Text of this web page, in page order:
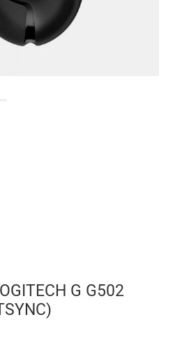
G G502